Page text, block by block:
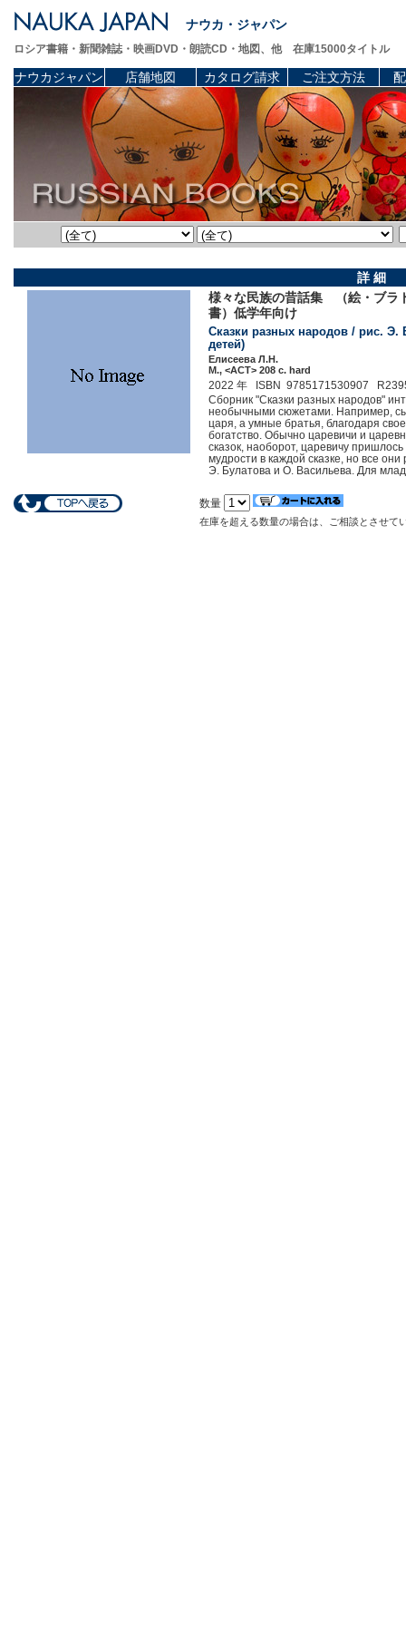
ナウカ・ジャパン
ロシア書籍・新聞雑誌・映画DVD・朗読CD・地図、他 在庫15000タイトル
ナウカジャパン 店舗地図 カタログ請求 ご注文方法
詳 細
様々な民族の昔話集 （絵・ブラ
書）低学年向け
Сказки разных народов / рис.
детей)
Елисеева Л.Н.
М., <АСТ> 208 c. hard
2022 年 ISBN 9785171530907
Сборник "Сказки разных народов"
необычными сюжетами. Например,
царя, а умные братья, благодаря
богатство. Обычно царевичи и
сказок, наоборот, царевичу
мудрости в каждой сказке, но все
Э. Булатова и О. Васильева. Для
数量
在庫を超える数量の場合は、ご相談とさせて